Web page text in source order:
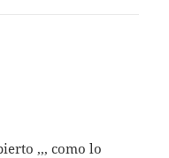
,,, como lo